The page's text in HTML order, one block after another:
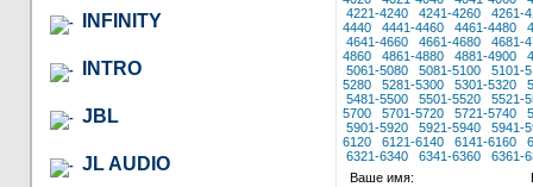
INFINITY
INTRO
JBL
JL AUDIO
4221-4240
4241-4260
4261-
4440
4441-4460 4461-4480
4641-4660
4661-4680
4681-
4860
4861-4880 4881-4900
5061-5080
5081-5100
5101-
5280
5281-5300 5301-5320
5481-5500
5501-5520
5521-
5700
5701-5720 5721-5740
5901-5920
5921-5940
5941-
6120
6121-6140 6141-6160
6321-6340
6341-6360
6361-
Ваше имя: